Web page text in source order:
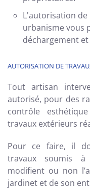
L'autorisation de
urbanisme vous
déchargement
AUTORISATION DE
Tout artisan
autorisé, pour des
contrôle
travaux extérieurs
Pour ce faire, il
travaux soumis
modifient ou non
jardinet et de son